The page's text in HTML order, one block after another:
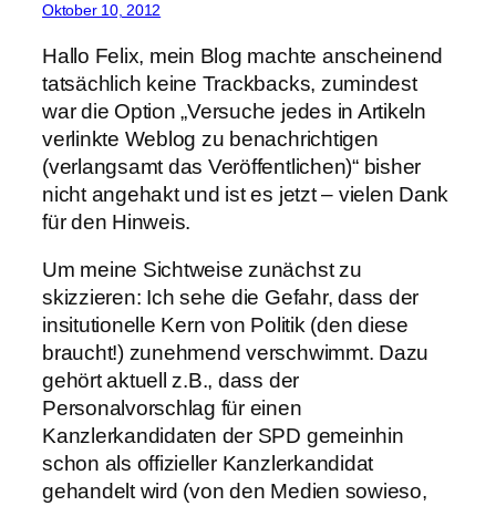
Oktober 10, 2012
Hallo Felix, mein Blog machte anscheinend
tatsächlich keine Trackbacks, zumindest
war die Option „Versuche jedes in Artikeln
verlinkte Weblog zu benachrichtigen
(verlangsamt das Veröffentlichen)“ bisher
nicht angehakt und ist es jetzt – vielen Dank
für den Hinweis.
Um meine Sichtweise zunächst zu
skizzieren: Ich sehe die Gefahr, dass der
insitutionelle Kern von Politik (den diese
braucht!) zunehmend verschwimmt. Dazu
gehört aktuell z.B., dass der
Personalvorschlag für einen
Kanzlerkandidaten der SPD gemeinhin
schon als offizieller Kanzlerkandidat
gehandelt wird (von den Medien sowieso,